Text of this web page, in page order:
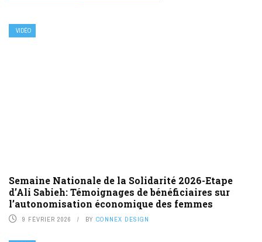
VIDÉO
Semaine Nationale de la Solidarité 2026-Etape
d’Ali Sabieh: Témoignages de bénéficiaires sur
l’autonomisation économique des femmes
9 FÉVRIER 2026 BY CONNEX DESIGN